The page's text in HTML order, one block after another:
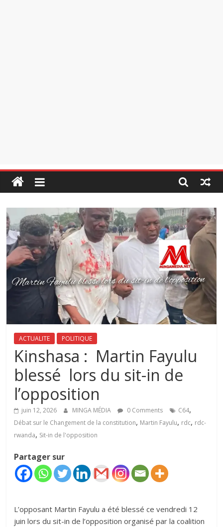
ACTUALITE POLITIQUE
Kinshasa : Martin Fayulu
blessé lors du sit-in de
l’opposition ‎
juin 12, 2026 MINGA MÉDIA 0 Comments C64,
Débat sur le Changement de la constitution, Martin Fayulu, rdc, rdc-
rwanda, Sit-in de l'opposition
Partager sur
L’opposant Martin Fayulu a été blessé ce vendredi 12
juin lors du sit-in de l’opposition organisé par la coalition